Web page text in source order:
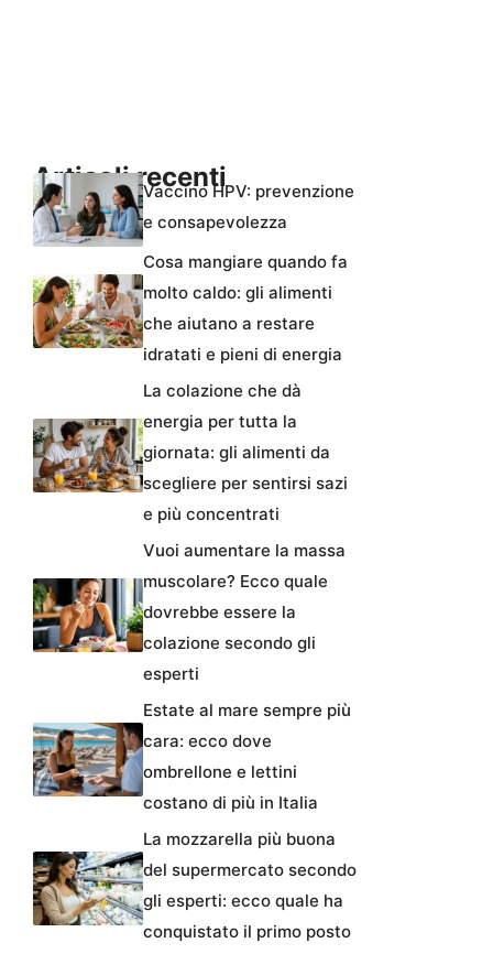
Articoli recentiVaccino HPV: prevenzione
e consapevolezza
Cosa mangiare quando fa
molto caldo: gli alimenti
che aiutano a restare
idratati e pieni di energia
La colazione che dà
energia per tutta la
giornata: gli alimenti da
scegliere per sentirsi sazi
e più concentrati
Vuoi aumentare la massa
muscolare? Ecco quale
dovrebbe essere la
colazione secondo gli
esperti
Estate al mare sempre più
cara: ecco dove
ombrellone e lettini
costano di più in Italia
La mozzarella più buona
del supermercato secondo
gli esperti: ecco quale ha
conquistato il primo posto